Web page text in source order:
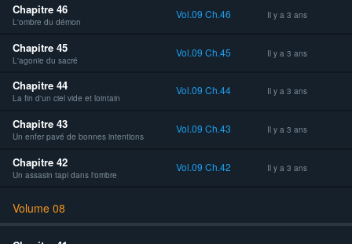
Chapitre 46
L'ombre du démon
Vol.09 Ch.46 Il y a 3 ans
Chapitre 45
L'agonie du sacré
Vol.09 Ch.45 Il y a 3 ans
Chapitre 44
La fin d'un ciel vide et lointain
Vol.09 Ch.44 Il y a 3 ans
Chapitre 43
Un enfer pavé de bonnes intentions
Vol.09 Ch.43 Il y a 3 ans
Chapitre 42
Un assasin tapi dans l'ombre
Vol.09 Ch.42 Il y a 3 ans
Volume 08